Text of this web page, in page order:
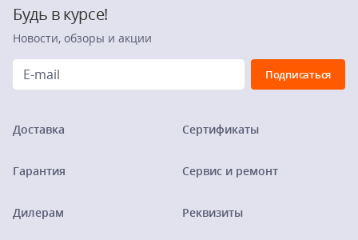
Будь в курсе!
Новости, обзоры и акции
Доставка
Гарантия
Дилерам
Сертификаты
Сервис и ремонт
Реквизиты